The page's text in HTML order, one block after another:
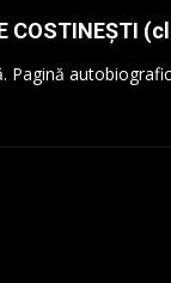
COSTINEȘTI